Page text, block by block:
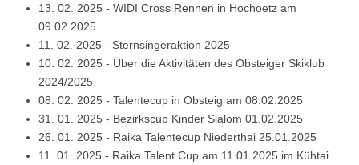
13. 02. 2025 - WIDI Cross Rennen in Hochoetz am
09.02.2025
11. 02. 2025 - Sternsingeraktion 2025
10. 02. 2025 - Über die Aktivitäten des Obsteiger Skiklub
2024/2025
08. 02. 2025 - Talentecup in Obsteig am 08.02.2025
31. 01. 2025 - Bezirkscup Kinder Slalom 01.02.2025
26. 01. 2025 - Raika Talentecup Niederthai 25.01.2025
11. 01. 2025 - Raika Talent Cup am 11.01.2025 im Kühtai